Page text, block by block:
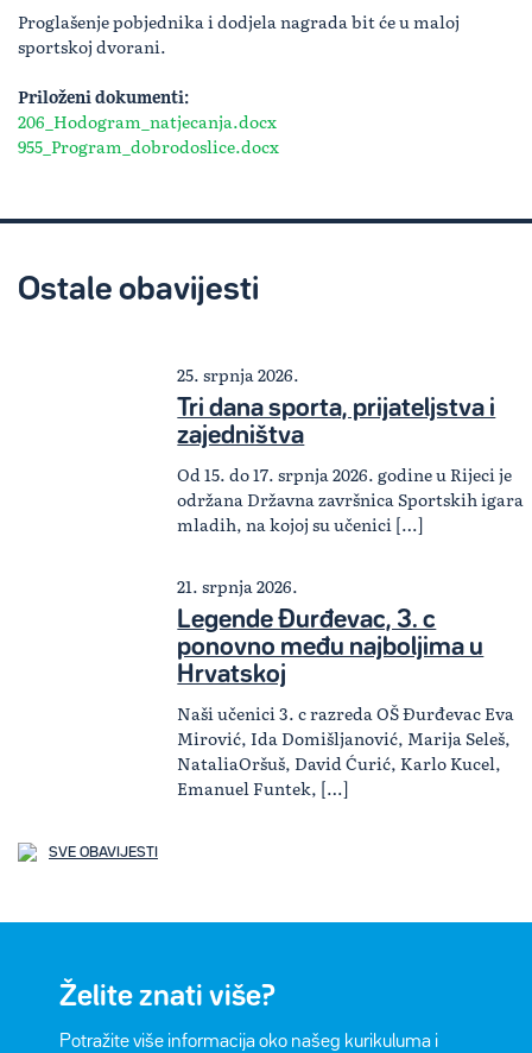
Proglašenje pobjednika i dodjela nagrada bit će u maloj
sportskoj dvorani.
Priloženi dokumenti:
206_Hodogram_natjecanja.docx
955_Program_dobrodoslice.docx
Ostale obavijesti
25. srpnja 2026.
Tri dana sporta, prijateljstva i
zajedništva
Od 15. do 17. srpnja 2026. godine u Rijeci je
održana Državna završnica Sportskih igara
mladih, na kojoj su učenici […]
21. srpnja 2026.
Legende Đurđevac, 3. c
ponovno među najboljima u
Hrvatskoj
Naši učenici 3. c razreda OŠ Đurđevac Eva
Mirović, Ida Domišljanović, Marija Seleš,
NataliaOršuš, David Ćurić, Karlo Kucel,
Emanuel Funtek, […]
SVE OBAVIJESTI
Želite znati više?
Potražite više informacija oko našeg kurikuluma i